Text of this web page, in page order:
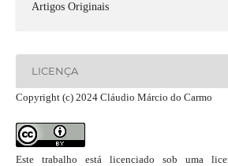
Artigos Originais
LICENÇA
Copyright (c) 2024 Cláudio Márcio do Carmo
Este trabalho está licenciado sob uma